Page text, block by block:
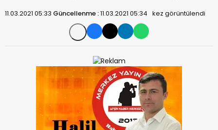
11.03.2021 05:33 Güncellenme :11.03.2021 05:34 kez görüntülendi